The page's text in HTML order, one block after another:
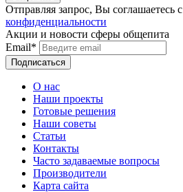
Отправляя запрос, Вы соглашаетесь с
конфиденциальности
Акции и новости сферы общепита
Email*
О нас
Наши проекты
Готовые решения
Наши советы
Статьи
Контакты
Часто задаваемые вопросы
Производители
Карта сайта